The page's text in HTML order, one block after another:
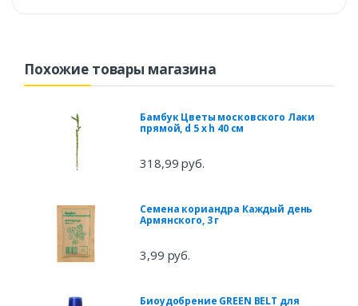
Похожие товары магазина
Бамбук Цветы московского Лаки
прямой, d 5 x h 40 см
318,99 руб.
Семена кориандра Каждый день
Армянского, 3 г
3,99 руб.
Биоудобрение GREEN BELT для